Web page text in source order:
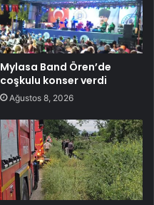
Mylasa Band Ören’de
coşkulu konser verdi
Ağustos 8, 2026